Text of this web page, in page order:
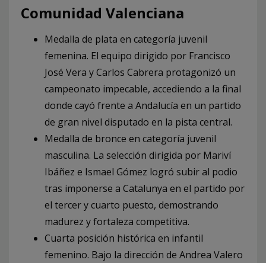
Comunidad Valenciana
Medalla de plata en categoría juvenil
femenina. El equipo dirigido por Francisco
José Vera y Carlos Cabrera protagonizó un
campeonato impecable, accediendo a la final
donde cayó frente a Andalucía en un partido
de gran nivel disputado en la pista central.
Medalla de bronce en categoría juvenil
masculina. La selección dirigida por Mariví
Ibáñez e Ismael Gómez logró subir al podio
tras imponerse a Catalunya en el partido por
el tercer y cuarto puesto, demostrando
madurez y fortaleza competitiva.
Cuarta posición histórica en infantil
femenino. Bajo la dirección de Andrea Valero